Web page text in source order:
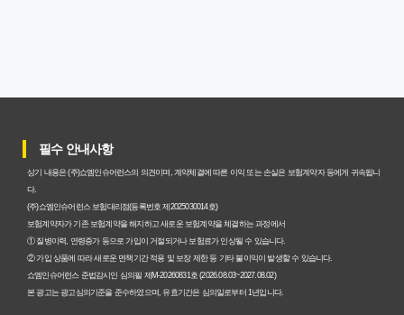
갱신형 암보험과 비갱신형, 어떤 차이가 있을까? 내게 맞는
암보험비갱신형, 평생 고정 보험료의 숨겨진 가치와 현명한
선택 기준
암보험 비갱신형, 왜 지금 선택해야 할까요? 미래 보험료 걱
정 끝내는 방법
갱신형 vs 비갱신형 암보험, 당신에게 더 유리한 선택은? 완
필수 안내사항
상기 내용은 (주)쇼엠인슈어런스의 의견이며, 계약체결에 따른 이익 또는 손실은 보험계약자 등에게 귀속됩니
다.
(주)쇼엠인슈어런스 보험대리점(등록번호 제2025030014호)
보험계약자가 기존 보험계약을 해지하고 새로운 보험계약을 체결하는 과정에서
① 질병이력, 연령증가 등으로 가입이 거절되거나 보험료가 인상될 수 있습니다.
② 가입 상품에 따라 새로운 면책기간 적용 및 보장 제한 등 기타 불이익이 발생할 수 있습니다.
쇼엠인슈어런스 준법감시인 심의필 제M-20260831호 (2026.08.03~2027.08.02)
본 광고는 광고심의기준을 준수하였으며, 유효기간은 심의일로부터 1년입니다.